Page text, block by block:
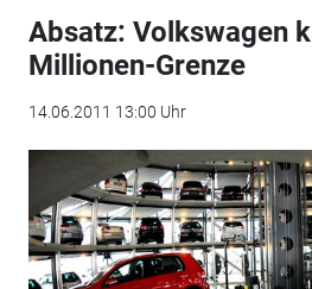
Absatz: Volkswagen
Millionen-Grenze
14.06.2011 13:00 Uhr